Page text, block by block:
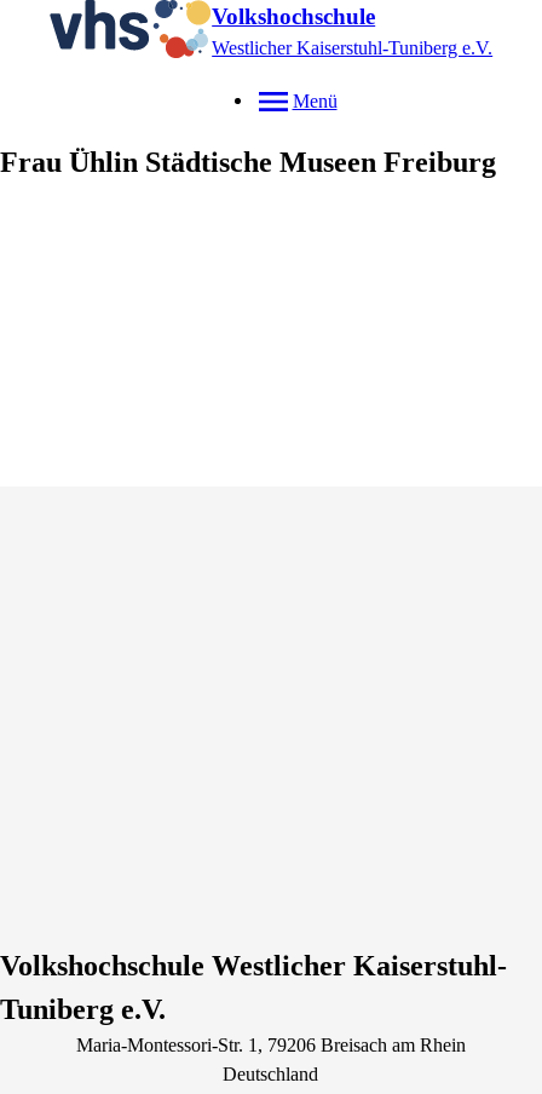
Volkshochschule
Westlicher Kaiserstuhl-Tuniberg e.V.
Menü
Frau Ühlin Städtische Museen Freiburg
Volkshochschule Westlicher Kaiserstuhl-
Tuniberg e.V.
Maria-Montessori-Str. 1 , 79206 Breisach am Rhein
Deutschland